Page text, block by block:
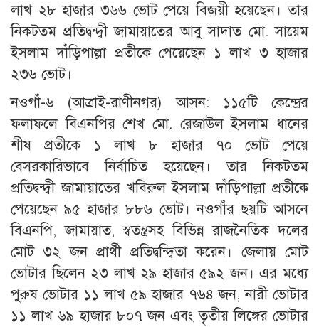
লাখ ২৮ হাজার ৩৬৬ ভোট পেয়ে বিজয়ী হয়েছেন। তার
নিকটতম প্রতিদ্বন্দ্বী জামায়াতের আবু সাদাত মো. সায়েম
ইসলাম দাঁড়িপাল্লা প্রতীকে পেয়েছেন ১ লাখ ৩ হাজার
২৩৬ ভোট।
নওগাঁ-৬ (আত্রাই-রাণীনগর) আসন: ১১৫টি কেন্দ্রের
ফলাফলে বিএনপির শেখ মো. রেজাউল ইসলাম ধানের
শীষ প্রতীকে ১ লাখ ৮ হাজার ৭০ ভোট পেয়ে
বেসরকারিভাবে নির্বাচিত হয়েছেন। তার নিকটতম
প্রতিদ্বন্দ্বী জামায়াতের খবিরুল ইসলাম দাঁড়িপাল্লা প্রতীকে
পেয়েছেন ৯৫ হাজার ৮৮৬ ভোট। নওগাঁর ছয়টি আসনে
বিএনপি, জামায়াত, স্বতন্ত্রসহ বিভিন্ন রাজনৈতিক দলের
মোট ৩২ জন প্রার্থী প্রতিদ্বন্দ্বিতা করেন। জেলায় মোট
ভোটার ছিলেন ২৩ লাখ ২৯ হাজার ৫৯২ জন। এর মধ্যে
পুরুষ ভোটার ১১ লাখ ৫৯ হাজার ৭৬৪ জন, নারী ভোটার
১১ লাখ ৬৯ হাজার ৮০৭ জন এবং তৃতীয় লিঙ্গের ভোটার